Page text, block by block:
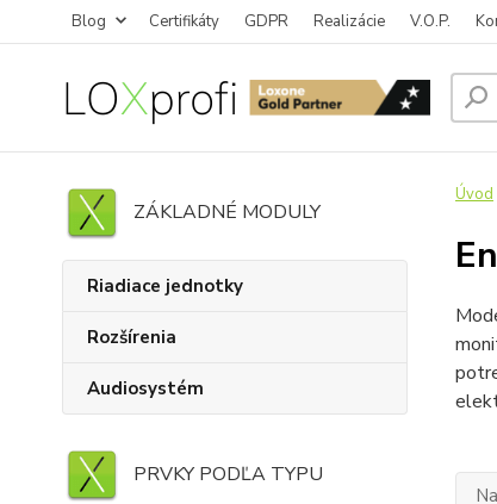
Blog Certifikáty GDPR Realizácie V.O.P.
ZÁKLADNÉ MODULY
Riadiace jednotky
Rozšírenia
Audiosystém
PRVKY PODĽA TYPU
Úvod